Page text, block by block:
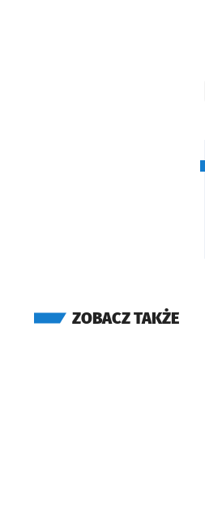
ZOBACZ TAKŻE